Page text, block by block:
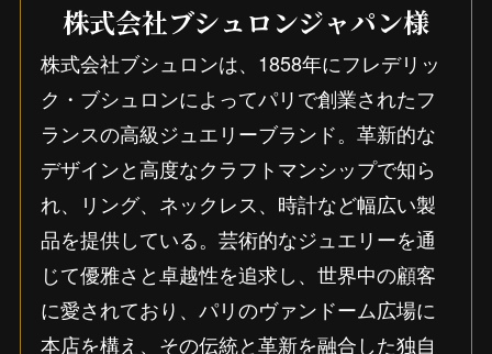
株式会社ブシュロンジャパン様
株式会社ブシュロンは、1858年にフレデリッ
ク・ブシュロンによってパリで創業されたフ
ランスの高級ジュエリーブランド。革新的な
デザインと高度なクラフトマンシップで知ら
れ、リング、ネックレス、時計など幅広い製
品を提供している。芸術的なジュエリーを通
じて優雅さと卓越性を追求し、世界中の顧客
に愛されており、パリのヴァンドーム広場に
本店を構え、その伝統と革新を融合した独自